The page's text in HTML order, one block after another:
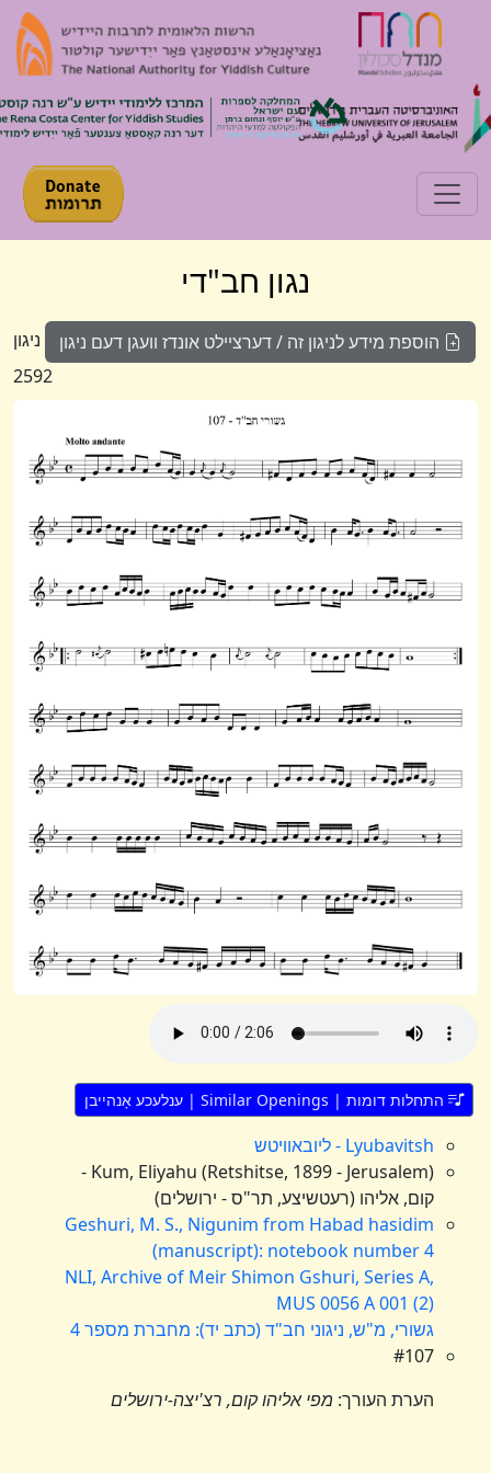
Toggle navigation
נגון חב"די
הוספת מידע לניגון זה / דערציילט אונדז וועגן דעם ניגון ניגון
2592
התחלות דומות | Similar Openings | ענלעכע אָנהייבן
Lyubavitsh - ליובאוויטש
Kum, Eliyahu (Retshitse, 1899 - Jerusalem) -
קום, אליהו (רעטשיצע, תר"ס - ירושלים)
Geshuri, M. S., Nigunim from Habad hasidim
(manuscript): notebook number 4
NLI, Archive of Meir Shimon Gshuri, Series A,
MUS 0056 A 001 (2)
גשורי, מ"ש, ניגוני חב"ד (כתב יד): מחברת מספר 4
#107
הערת העורך:מפי אליהו קום, רצ'יצה-ירושלים